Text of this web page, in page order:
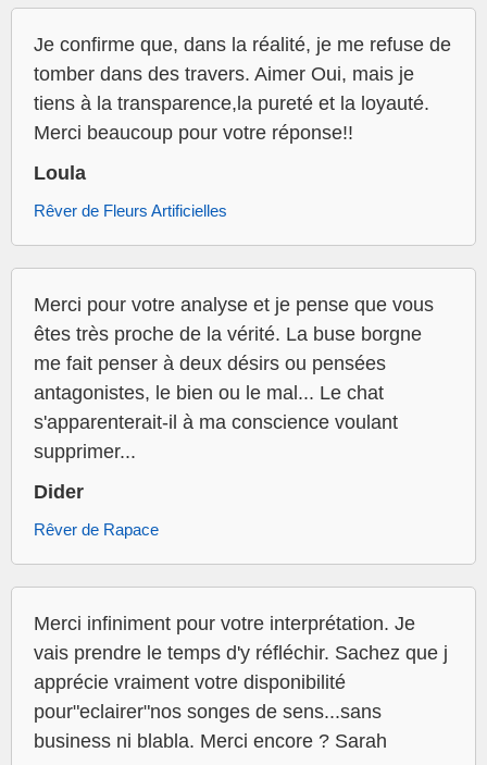
Je confirme que, dans la réalité, je me refuse de
tomber dans des travers. Aimer Oui, mais je
tiens à la transparence,la pureté et la loyauté.
Merci beaucoup pour votre réponse!!
Loula
Rêver de Fleurs Artificielles
Merci pour votre analyse et je pense que vous
êtes très proche de la vérité. La buse borgne
me fait penser à deux désirs ou pensées
antagonistes, le bien ou le mal... Le chat
s'apparenterait-il à ma conscience voulant
supprimer...
Dider
Rêver de Rapace
Merci infiniment pour votre interprétation. Je
vais prendre le temps d'y réfléchir. Sachez que j
apprécie vraiment votre disponibilité
pour"eclairer"nos songes de sens...sans
business ni blabla. Merci encore ? Sarah